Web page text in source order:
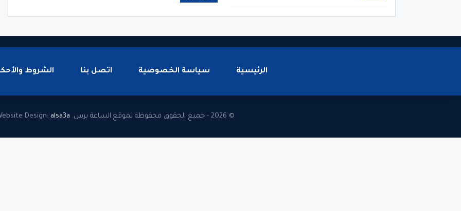
الرئيسية سياسة الخصوصية اتصل بنا الشروط
© 2026 - جميع الحقوق محفوظة لموقع.الساعة برس. Design: alsa3a